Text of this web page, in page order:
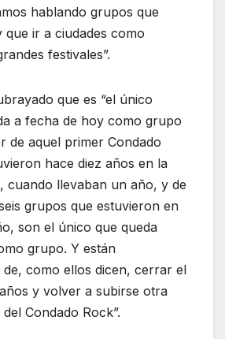
hablando grupos que
ir a ciudades como
festivales”.
que es “el único
a fecha de hoy como grupo
de aquel primer Condado
hace diez años en la
cuando llevaban un año, y de
grupos que estuvieron en
son el único que queda
grupo. Y están
de, como ellos dicen, cerrar el
y volver a subirse otra
Condado Rock”.